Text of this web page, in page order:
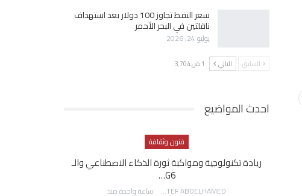
سعر النفط تجاوز 100 دولار بعد استهداف
ناقلتين في البحر الأحمر
يوليو 24, 2026
السابق التالي 1 من 3٬704
احدث المواضيع
فنون وثقافة
ريادة تكنولوجية ومواكبة ثورة الذكاء الاصطناعي والـ
G6…
AWATEF ABDELHAMED ساعة واحدة منذ